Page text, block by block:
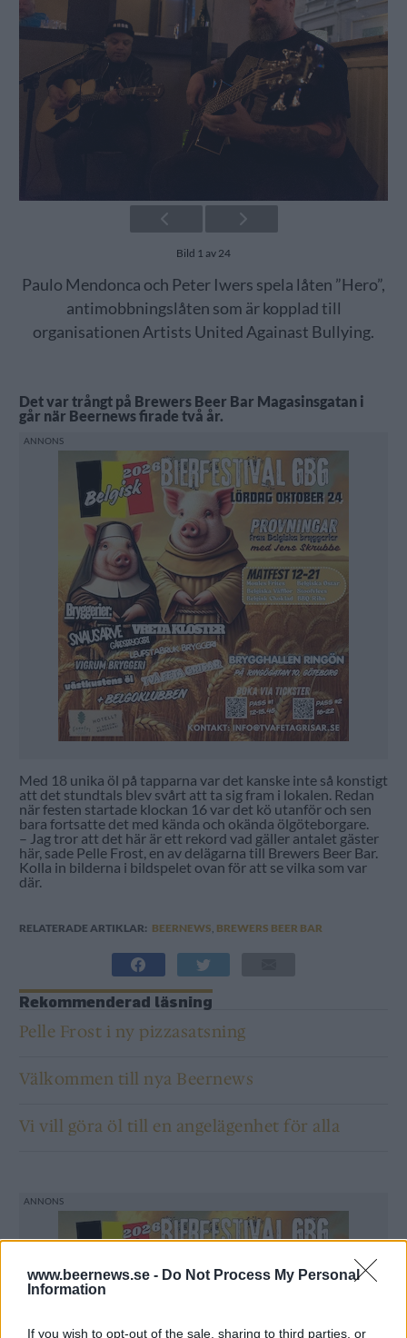
www.beernews.se - Do Not Process My Personal
Information
If you wish to opt-out of the sale, sharing to third parties, or
Bild 1 av 24
Paulo Mendonca och Peter Iwers spela låten ”Hero”,
antimobbningslåten som är kopplad till
organisationen Artists United Againast Bullying.
Det var trångt på Brewers Beer Bar Magasinsgatan i
går när Beernews firade två år.
Med 18 unika öl på tapparna var det kanske inte så konstigt
att det stundtals blev svårt att ta sig fram i lokalen. Redan
när festen startade klockan 16 var det kö utanför och sen
bara fortsatte det med kända och okända ölgöteborgare.
– Jag tror att det här är ett rekord vad gäller antalet gäster
här, sade Pelle Frost, en av delägarna till Brewers Beer Bar.
Kolla in bilderna i bildspelet ovan för att se vilka som var
där.
RELATERADE ARTIKLAR: BEERNEWS, BREWERS BEER BAR
Rekommenderad läsning
Pelle Frost i ny pizzasatsning
Välkommen till nya Beernews
Vi vill göra öl till en angelägenhet för alla